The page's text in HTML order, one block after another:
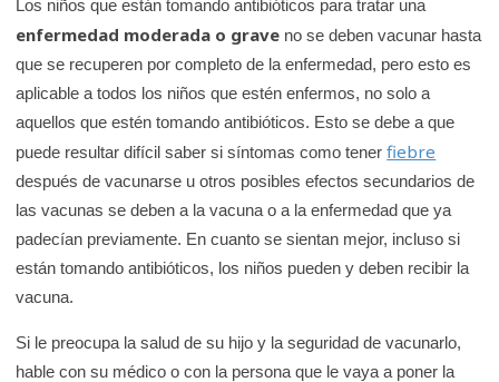
o
t
e
c
a
d
e
K
d
Los niños que están tomando antibióticos para tratar una
enfermedad moderada o grave no se deben vacunar hasta
que se recuperen por completo de la enfermedad, pero esto es
aplicable a todos los niños que estén enfermos, no solo a
aquellos que estén tomando antibióticos. Esto se debe a que
puede resultar difícil saber si síntomas como tenerfiebre
después de vacunarse u otros posibles efectos secundarios de
las vacunas se deben a la vacuna o a la enfermedad que ya
padecían previamente. En cuanto se sientan mejor, incluso si
están tomando antibióticos, los niños pueden y deben recibir la
vacuna.
Si le preocupa la salud de su hijo y la seguridad de vacunarlo,
hable con su médico o con la persona que le vaya a poner la